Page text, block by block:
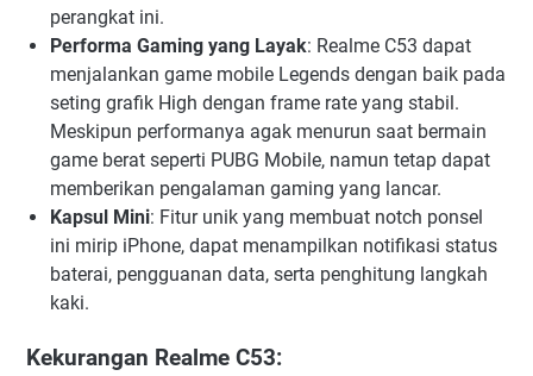
perangkat ini.
Performa Gaming yang Layak: Realme C53 dapat
menjalankan game mobile Legends dengan baik pada
seting grafik High dengan frame rate yang stabil.
Meskipun performanya agak menurun saat bermain
game berat seperti PUBG Mobile, namun tetap dapat
memberikan pengalaman gaming yang lancar.
Kapsul Mini: Fitur unik yang membuat notch ponsel
ini mirip iPhone, dapat menampilkan notifikasi status
baterai, pengguanan data, serta penghitung langkah
kaki.
Kekurangan Realme C53: